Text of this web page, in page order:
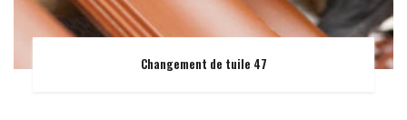
Changement de tuile 47